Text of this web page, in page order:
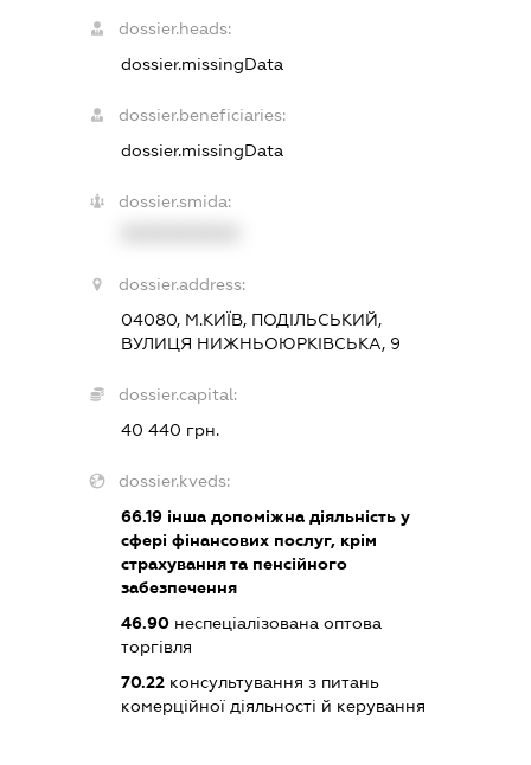
dossier.heads:
dossier.missingData
dossier.beneficiaries:
dossier.missingData
dossier.smida:
dossier.address:
04080, М.КИЇВ, ПОДІЛЬСЬКИЙ,
ВУЛИЦЯ НИЖНЬОЮРКІВСЬКА, 9
dossier.capital:
40 440 грн.
dossier.kveds:
66.19 інша допоміжна діяльність у
сфері фінансових послуг, крім
страхування та пенсійного
забезпечення
46.90 неспеціалізована оптова
торгівля
70.22 консультування з питань
комерційної діяльності й керування